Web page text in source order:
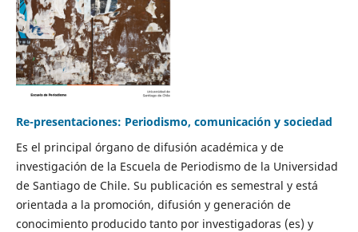
Re-presentaciones: Periodismo, comunicación y sociedad
Es el principal órgano de difusión académica y de
investigación de la Escuela de Periodismo de la Universidad
de Santiago de Chile. Su publicación es semestral y está
orientada a la promoción, difusión y generación de
conocimiento producido tanto por investigadoras (es) y